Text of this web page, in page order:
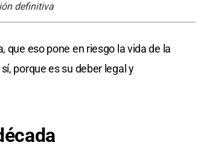
definitiva
que eso pone en riesgo la vida de la
porque es su deber legal y